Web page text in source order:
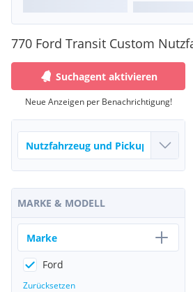
770 Ford Transit Custom
Suchagent aktivieren
Neue Anzeigen per Benachrichtigung!
MARKE & MODELL
Marke
Ford
Zurücksetzen